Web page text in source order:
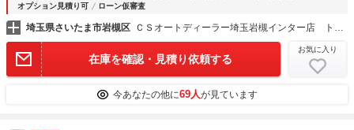
オプション見積り可
ローン仮審査
埼玉県さいたま市岩槻区
在庫を確認・見積り依頼する
お気に入り
今あなたの他に69人が見ています